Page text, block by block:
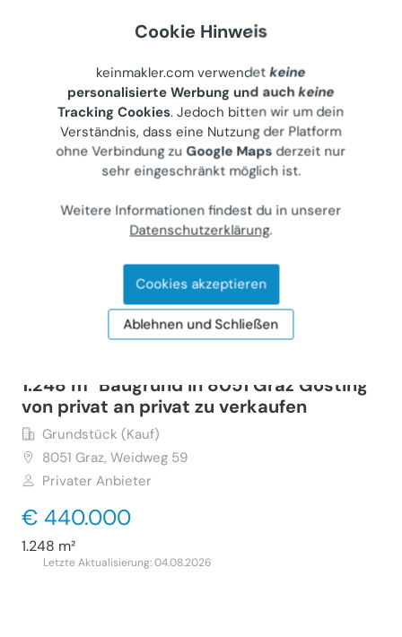
Letzte Aktualisierung: 07.07.2026
Großes Investitionsgrundstück
Grundstück (Kauf)
Hohenau an der March, Augasse 2
Privater Anbieter
Letzte Aktualisierung: 26.06.2026
1.248 m² Baugrund in 8051 Graz Gösting
von privat an privat zu verkaufen
Grundstück (Kauf)
8051 Graz, Weidweg 59
Privater Anbieter
€ 440.000
1.248 m²
Letzte Aktualisierung: 04.08.2026
Cookie Hinweis
keinmakler.com verwendetkeine
personalisierte Werbung und auchkeine
Tracking Cookies. Jedoch bitten wir um dein
Verständnis, dass eine Nutzung der Platform
ohne Verbindung zuGoogle Maps derzeit nur
sehr eingeschränkt möglich ist.
Weitere Informationen findest du in unserer
Datenschutzerklärung.
Cookies akzeptieren
Ablehnen und Schließen